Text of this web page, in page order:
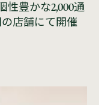
豊かな2,000通
店舗にて開催